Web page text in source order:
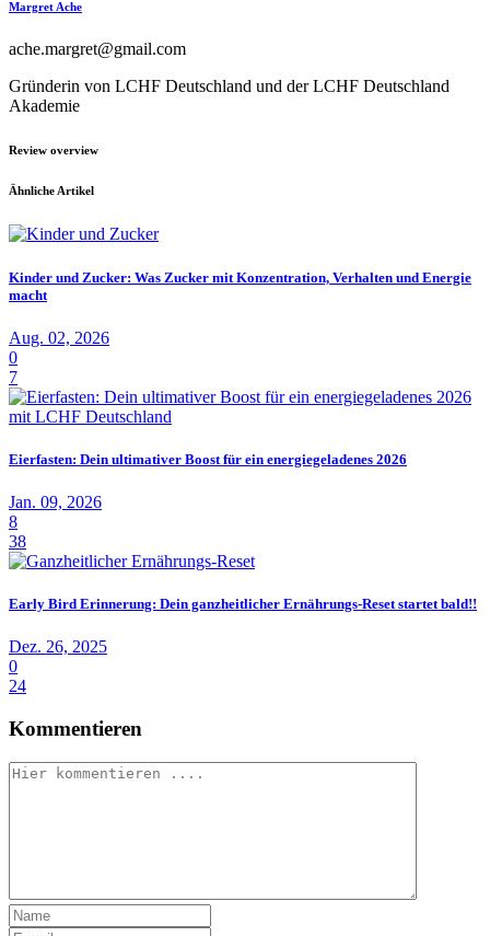
Margret Ache
ache.margret@gmail.com
Gründerin von LCHF Deutschland und der LCHF Deutschland
Akademie
Review overview
Ähnliche Artikel
Kinder und Zucker: Was Zucker mit Konzentration, Verhalten und Energie
macht
Aug. 02, 2026
0
7
Eierfasten: Dein ultimativer Boost für ein energiegeladenes 2026
Jan. 09, 2026
8
38
Early Bird Erinnerung: Dein ganzheitlicher Ernährungs-Reset startet bald!!
Dez. 26, 2025
0
24
Kommentieren